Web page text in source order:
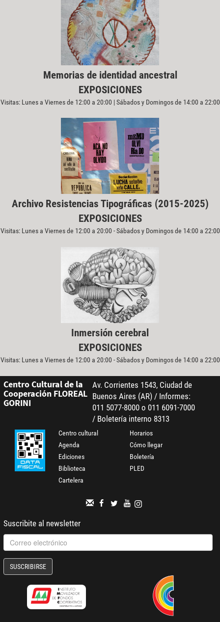
Memorias de identidad ancestral
EXPOSICIONES
Visitas: Lunes a Viernes de 12:00 a 20:00 | Sábados y Domingos de 14:00 a 22:00
Archivo Resistencias Tipográficas (2015-2025)
EXPOSICIONES
Visitas: Lunes a Viernes de 12:00 a 20:00 - Sábados y Domingos de 14:00 a 22:00
Inmersión cerebral
EXPOSICIONES
Visitas: Lunes a Viernes de 12:00 a 20:00 - Sábados y Domingos de 14:00 a 22:00
Centro Cultural de la
Cooperación FLOREAL
GORINI
Av. Corrientes 1543, Ciudad de
Buenos Aires (AR) / Informes:
011 5077-8000 o 011 6091-7000
/ Boletería interno 8313
Centro cultural
Agenda
Ediciones
Biblioteca
Cartelera
Horarios
Cómo llegar
Boletería
PLED
Suscribite al newsletter
SUSCRIBIRSE